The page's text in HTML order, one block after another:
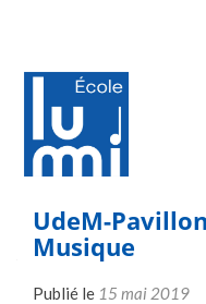
UdeM-
Musique
Publié le 15 mai 2019